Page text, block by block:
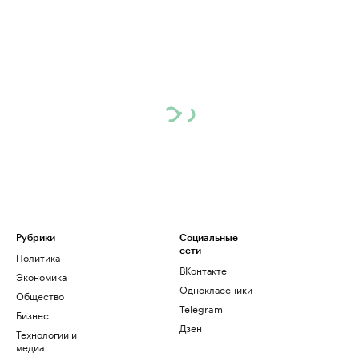
Рубрики
Политика
Экономика
Общество
Бизнес
Технологии и
медиа
Социальные
сети
ВКонтакте
Одноклассники
Telegram
Дзен